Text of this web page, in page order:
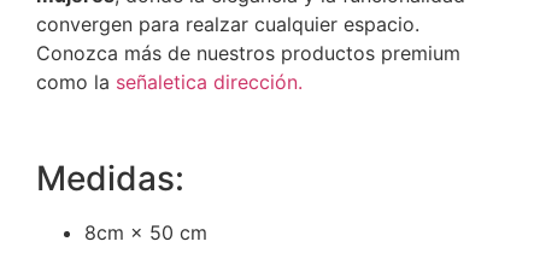
convergen para realzar cualquier espacio.
Conozca más de nuestros productos premium
como la señaletica dirección.
Medidas:
8cm × 50 cm